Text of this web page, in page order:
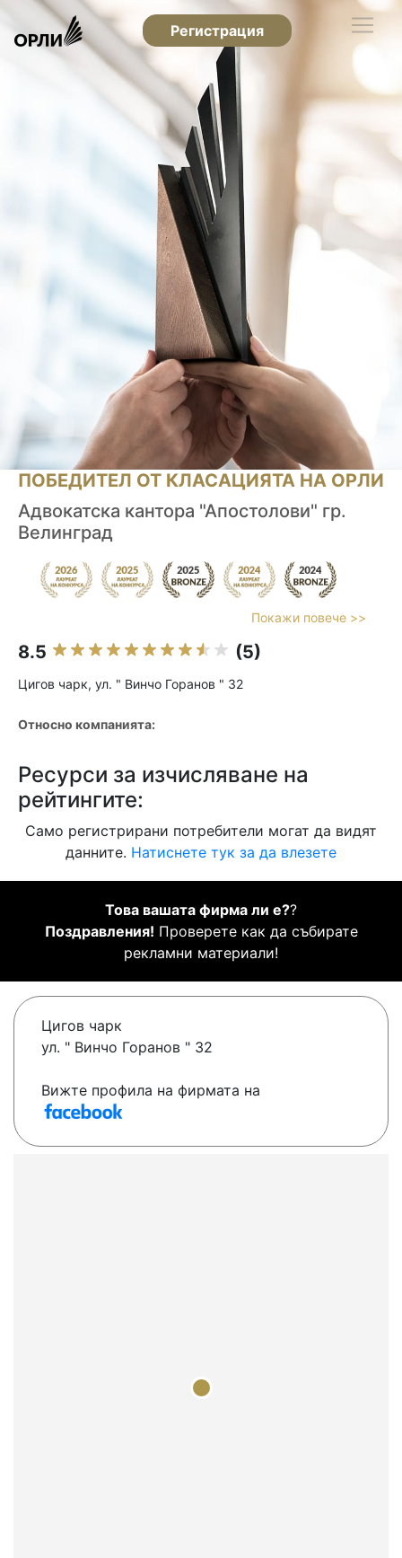
Регистрация
ПОБЕДИТЕЛ ОТ КЛАСАЦИЯТА НА ОРЛИ
Адвокатска кантора "Апостолови" гр.
Велинград
Покажи повече >>
8.5 (5)
Цигов чарк, ул. " Винчо Горанов " 32
Относно компанията:
Ресурси за изчисляване на
рейтингите:
Само регистрирани потребители могат да видят
данните. Натиснете тук за да влезете
Това вашата фирма ли е??
Поздравления! Проверете как да събирате
рекламни материали!
Цигов чарк
ул. " Винчо Горанов " 32
Вижте профила на фирмата на